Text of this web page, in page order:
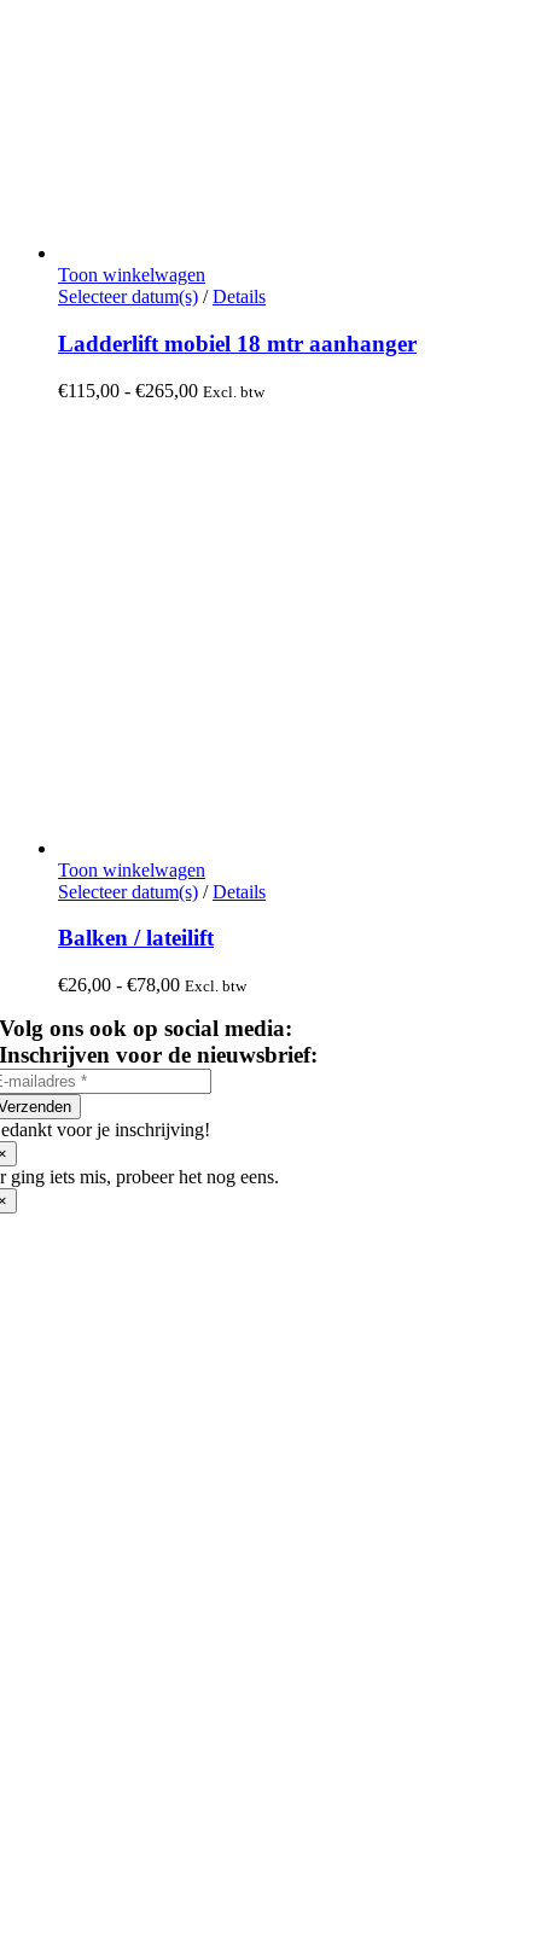
Toon winkelwagen
Selecteer datum(s) Dit
heeft
meerdere
variaties.
Deze
/ Details
Ladderlift mobiel 18 mtr aanhanger
€115,00 - €265,00Prijsklasse:
Excl. btw
Toon winkelwagen
Selecteer datum(s) Dit
heeft
variaties.
optie
kan
gekozen
de
/ Details
Balken / lateilift
€26,00 - €78,00Prijsklasse:
tot
€78,00
Excl. btw
Volg ons ook op social media:
Inschrijven voor de nieuwsbrief:
voor je inschrijving!
ging iets mis, probeer het nog eens.